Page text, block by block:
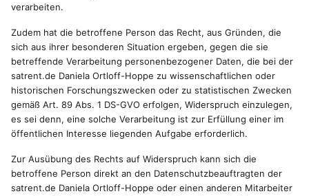
verarbeiten.
Zudem hat die betroffene Person das Recht, aus Gründen, die
sich aus ihrer besonderen Situation ergeben, gegen die sie
betreffende Verarbeitung personenbezogener Daten, die bei der
satrent.de Daniela Ortloff-Hoppe zu wissenschaftlichen oder
historischen Forschungszwecken oder zu statistischen Zwecken
gemäß Art. 89 Abs. 1 DS-GVO erfolgen, Widerspruch einzulegen,
es sei denn, eine solche Verarbeitung ist zur Erfüllung einer im
öffentlichen Interesse liegenden Aufgabe erforderlich.
Zur Ausübung des Rechts auf Widerspruch kann sich die
betroffene Person direkt an den Datenschutzbeauftragten der
satrent.de Daniela Ortloff-Hoppe oder einen anderen Mitarbeiter